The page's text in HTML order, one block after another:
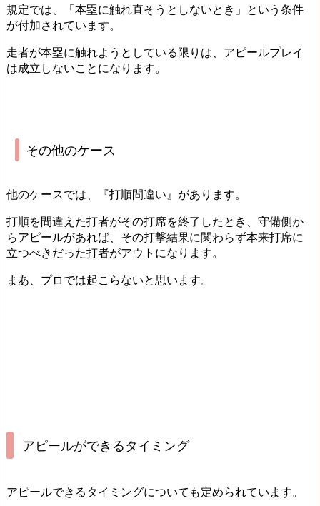
規定では、「本塁に触れ直そうとしないとき」という条件
が付加されています。
走者が本塁に触れようとしている限りは、アピールプレイ
は成立しないことになります。
その他のケース
他のケースでは、『打順間違い』があります。
打順を間違えた打者がその打席を終了したとき、守備側か
らアピールがあれば、その打撃結果に関わらず本来打席に
立つべきだった打者がアウトになります。
まあ、プロでは起こらないと思います。
アピールができるタイミング
アピールできるタイミングについても定められています。